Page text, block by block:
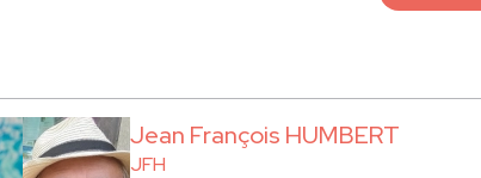
Jean François HUMBERT
JFH